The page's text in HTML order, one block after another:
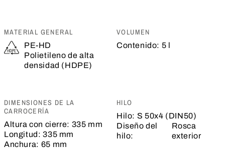
MATERIAL GENERAL
PE-HD
Polietileno de alta
densidad (HDPE)
VOLUMEN
Contenido: 5 l
DIMENSIONES DE LA
CARROCERÍA
Altura con cierre: 335 mm
Longitud: 335 mm
Anchura: 65 mm
HILO
Hilo: S 50x4 (DIN50)
Diseño del
hilo:
Rosca
exterior